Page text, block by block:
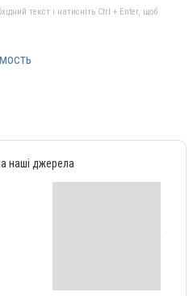
текст і натисніть Ctrl + Enter, щоб
наші джерела